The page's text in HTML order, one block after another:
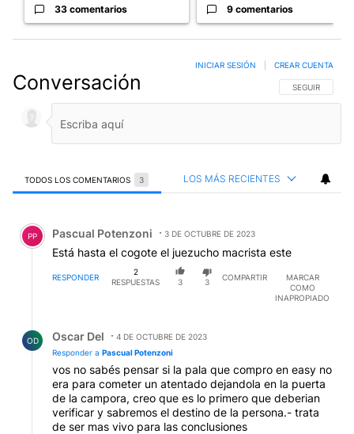
33 comentarios 9 comentarios
Conversación SIGA ESTA
SEGUIR
INICIAR SESIÓN CREAR CUENTA
TODOS LOS COMENTARIOS 3 LOS MÁS RECIENTES
Comentario de Pascual Potenzoni.
PP Pascual Potenzoni 3 DE OCTUBRE DE 2023
Está hasta el cogote el juezucho macrista este
RESPONDER
2
RESPUESTAS
3 3
COMPARTIR
MARCAR
COMO
INAPROPIADO
OD Oscar Del
4 DE OCTUBRE DE 2023
Responder a Pascual Potenzoni
vos no sabés pensar si la pala que compro en easy no
era para cometer un atentado dejandola en la puerta
de la campora, creo que es lo primero que deberian
verificar y sabremos el destino de la persona.- trata
de ser mas vivo para las conclusiones